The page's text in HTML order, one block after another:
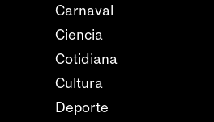
Carnaval
Ciencia
Cotidiana
Cultura
Deporte